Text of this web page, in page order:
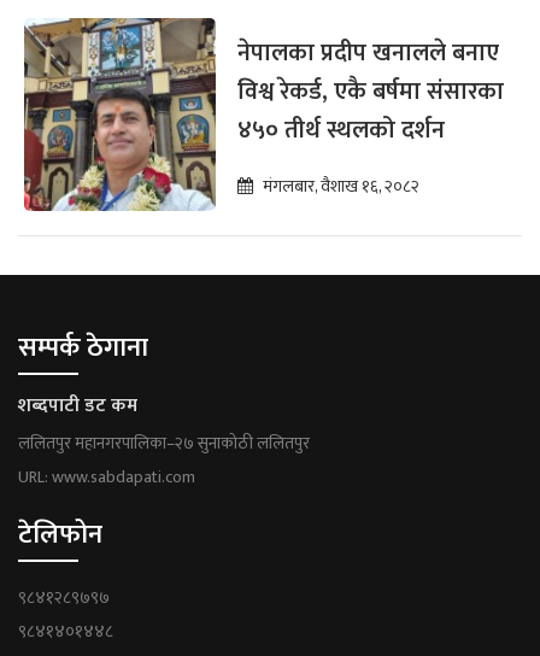
नेपालका प्रदीप खनालले बनाए
विश्व रेकर्ड, एकै बर्षमा संसारका
४५० तीर्थ स्थलको दर्शन
मंगलबार, वैशाख १६, २०८२
सम्पर्क ठेगाना
शब्दपाटी डट कम
ललितपुर महानगरपालिका–२७ सुनाकोठी ललितपुर
URL: www.sabdapati.com
टेलिफोन
९८४१२८९७९७
९८४१४०१४४८